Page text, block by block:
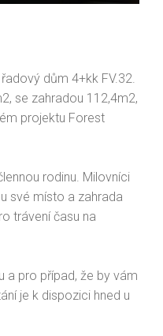
dům 4+kk FV.32.
se zahradou 112,4m2,
projektu Forest
rodinu. Milovníci
své místo a zahrada
trávení času na
a pro případ, že by vám
je k dispozici hned u